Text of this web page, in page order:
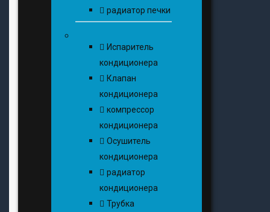
радиатор печки
Испаритель
кондиционера
Клапан
кондиционера
компрессор
кондиционера
Осушитель
кондиционера
радиатор
кондиционера
Трубка